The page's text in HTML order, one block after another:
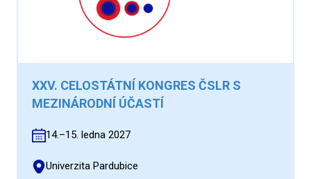
XXV. CELOSTÁTNÍ KONGRES ČSLR S
MEZINÁRODNÍ ÚČASTÍ
14.–15. ledna 2027
Univerzita Pardubice